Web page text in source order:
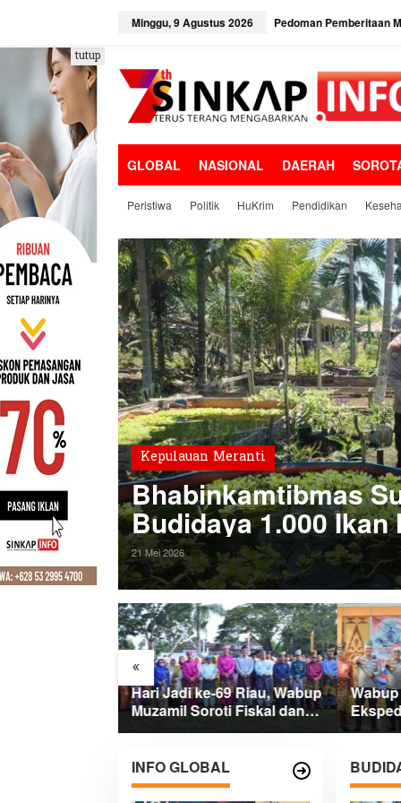
e
k
o
n
t
e
n
Minggu, 9 Agustus 2026 Pedoman Pemberitaan
GLOBAL NASIONAL DAERAH
Peristiwa Politik HuKrim Pendidikan
tutup
Kepulauan Meranti
Bhabinkamtibmas
Budidaya 1.000
Pangan Warga
21 Mei 2026
«
Hari Jadi ke-69 Riau, Wabup
Muzamil Soroti Fiskal dan
Janjikan Pemerataan
Masyarakat
INFO GLOBAL